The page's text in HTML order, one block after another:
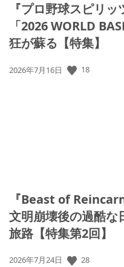
『プロ野球スピリ
「2026 WORLD
狂が蘇る【特集】
公
2026年7月16日 18
『Beast of
文明崩壊後の過酷な
旅路【特集第2回】
公
2026年7月24日 28